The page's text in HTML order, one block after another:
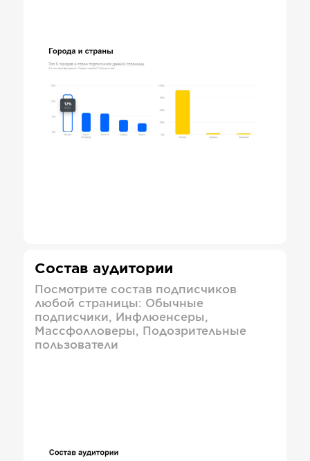
Состав аудитории
Посмотрите состав подписчиков
любой страницы: Обычные
подписчики, Инфлюенсеры,
Массфолловеры, Подозрительные
пользователи